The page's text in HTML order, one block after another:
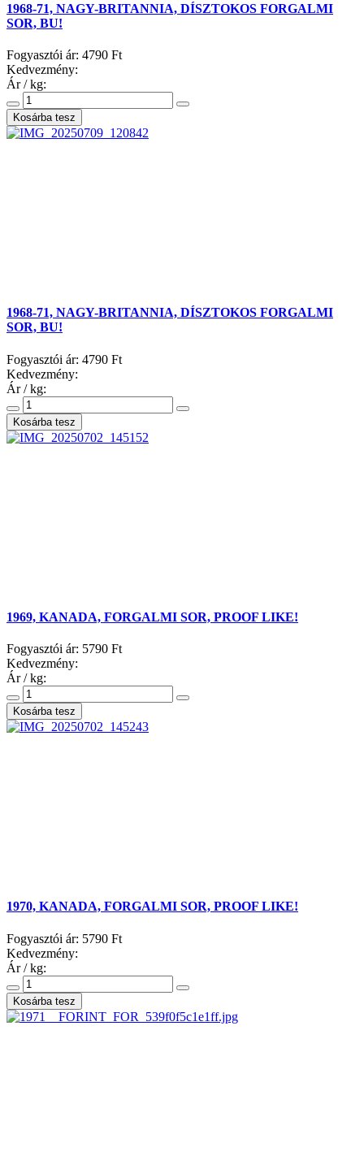
1968-71, NAGY-BRITANNIA, DÍSZTOKOS FORGALMI
SOR, BU!
Fogyasztói ár: 4790 Ft
Kedvezmény:
Ár / kg:
1968-71, NAGY-BRITANNIA, DÍSZTOKOS FORGALMI
SOR, BU!
Fogyasztói ár: 4790 Ft
Kedvezmény:
Ár / kg:
1969, KANADA, FORGALMI SOR, PROOF LIKE!
Fogyasztói ár: 5790 Ft
Kedvezmény:
Ár / kg:
1970, KANADA, FORGALMI SOR, PROOF LIKE!
Fogyasztói ár: 5790 Ft
Kedvezmény:
Ár / kg: